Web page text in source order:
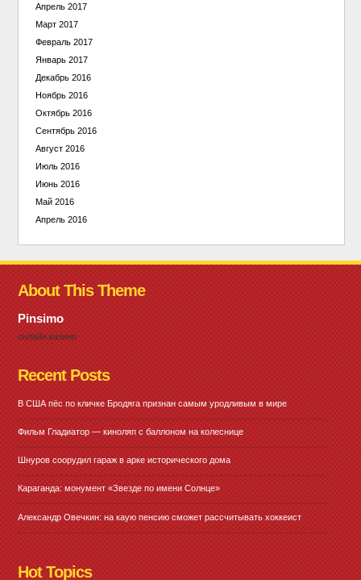
Апрель 2017
Март 2017
Февраль 2017
Январь 2017
Декабрь 2016
Ноябрь 2016
Октябрь 2016
Сентябрь 2016
Август 2016
Июль 2016
Июнь 2016
Май 2016
Апрель 2016
About This Theme
Pinsimo
онлайн казино
Recent Posts
В США пёс по кличке Бродяга признан самым уродливым в мире
Фильм Гладиатор — киноляп с баллоном на колеснице
Шнуров соорудил гараж в арке исторического дома
Караганда: монумент «Звезде по имени Солнце»
Александр Овечкин: на каую пенсию сможет рассчитывать хоккеист
Hot Topics